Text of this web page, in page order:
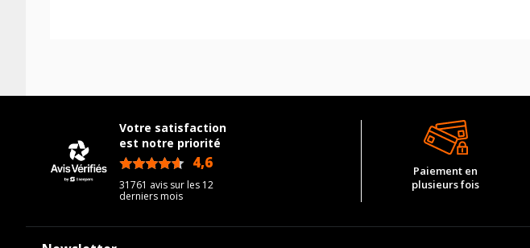
Votre satisfaction
est notre priorité
4,6
31761 avis sur les 12
derniers mois
Paiement en
plusieurs fois